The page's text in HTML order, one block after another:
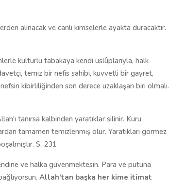
alınacak ve canlı kimselerle ayakta duracaktır.
kültürlü tabakaya kendi üslûplarıyla, halk
temiz bir nefis sahibi, kuvvetli bir gayret,
kibirliliğinden son derece uzaklaşan biri olmalı.
tanırsa kalbinden yaratıklar silinir. Kuru
tamamen temizlenmiş olur. Yaratıkları görmez
S. 231
ve halka güvenmektesin. Para ve putuna
Allah'tan başka her kime itimat